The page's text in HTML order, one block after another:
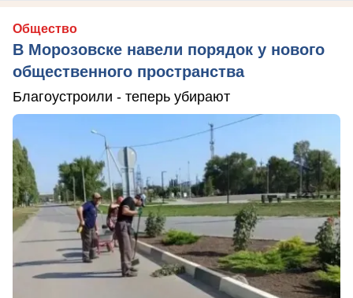
Общество
В Морозовске навели порядок у нового
общественного пространства
Благоустроили - теперь убирают